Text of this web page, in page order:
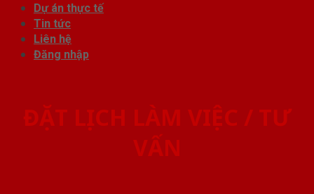
Dự án thực tế
Tin tức
Liên hệ
Đăng nhập
ĐẶT LỊCH LÀM VIỆC / TƯ
VẤN